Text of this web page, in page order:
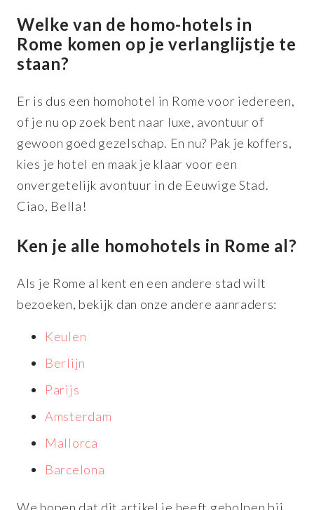
Welke van de homo-hotels in
Rome komen op je verlanglijstje te
staan?
Er is dus een homohotel in Rome voor iedereen,
of je nu op zoek bent naar luxe, avontuur of
gewoon goed gezelschap. En nu? Pak je koffers,
kies je hotel en maak je klaar voor een
onvergetelijk avontuur in de Eeuwige Stad.
Ciao, Bella!
Ken je alle homohotels in Rome al?
Als je Rome al kent en een andere stad wilt
bezoeken, bekijk dan onze andere aanraders:
Keulen
Berlijn
Parijs
Amsterdam
Mallorca
Barcelona